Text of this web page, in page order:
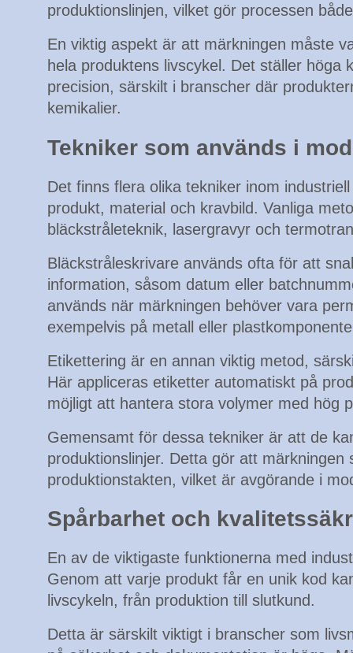
produktionslinjen, vilket gör processen
En viktig aspekt är att märkningen måste
hela produktens livscykel. Det ställer höga
precision, särskilt i branscher där
kemikalier.
Tekniker som används i
Det finns flera olika tekniker inom
produkt, material och kravbild. Vanliga
bläckstråleteknik, lasergravyr och
Bläckstråleskrivare används ofta för att
information, såsom datum eller
används när märkningen behöver vara
exempelvis på metall eller
Etikettering är en annan viktig metod,
Här appliceras etiketter automatiskt på
möjligt att hantera stora volymer med hög
Gemensamt för dessa tekniker är att de
produktionslinjer. Detta gör att märkningen
produktionstakten, vilket är avgörande i
Spårbarhet och
En av de viktigaste funktionerna med
Genom att varje produkt får en unik kod
livscykeln, från produktion till slutkund.
Detta är särskilt viktigt i branscher som